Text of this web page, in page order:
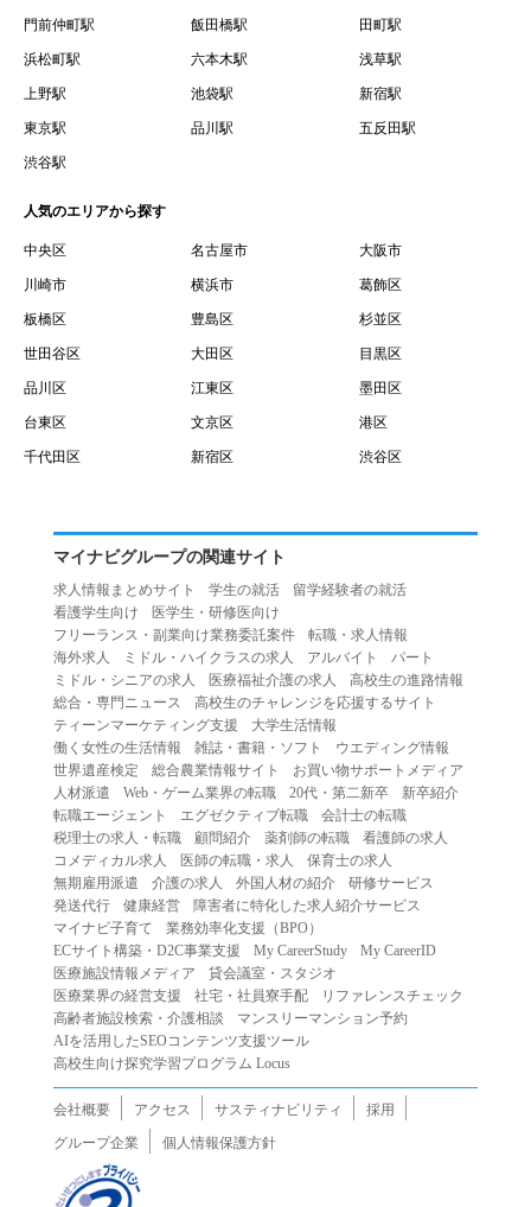
借契約書およびオプション注文書を意味します。
９.「契約期間開始日」とは、定期建物賃貸借契約（以下
「賃貸借契約」と言います）の開始日のことで、利用者の
賃借権が発生する日を意味します。
するために、選んだ物件を保留することを意味します。
１１.「予約情報」とは、物件を予約するために必要な当社
所定の情報を意味します。物件情報や期間、オプション等
１２.「キャンセル」とは、賃貸借契約締結後から契約期間
開始日前までに、利用者が賃貸借契約を解除することを意
味します。
１３.「中途解約」とは、賃貸借契約期間の途中で、利用者
１.利用者は、本サービスを利用する上で次の各号に定める
とします。
（１）重複、虚偽の情報、または自己以外の情報を登録す
る行為
（２）第三者になりすまして本サービスを利用する行為
（３）当社または第三者の著作権等の知的財産権、プライ
バシー、その他の権利を侵害する行為
（４）当社または第三者を誹謗中傷する行為
（５）当社または第三者に不利益を与える行為
（６）営利を目的とした行為
（７）政治・選挙・宗教活動またはそれらに類する行為
（８）本サービスの運営を妨害する行為
（９）法令違反、犯罪行為、または公序良俗に反する行為
（１０）暴力的な要求行為、または法的な責任を超えた不
当な要求行為
（１１）その他当社が不適切であると判断する行為
２.当社は、前項の定めに該当する行為を行った利用者に対
の提供を停止または中断することができるものとします。
第５条（免責）
１.当社は、本サービスの利用（これらに伴う当社または第
三者の情報提供行為等を含みます）により、利用者に生じ
門前仲町駅 飯田橋駅 田町駅
浜松町駅 六本木駅 浅草駅
上野駅 池袋駅 新宿駅
東京駅 品川駅 五反田駅
渋谷駅
人気のエリアから探す
中央区 名古屋市 大阪市
川崎市 横浜市 葛飾区
板橋区 豊島区 杉並区
世田谷区 大田区 目黒区
品川区 江東区 墨田区
台東区 文京区 港区
千代田区 新宿区 渋谷区
マイナビグループの関連サイト
求人情報まとめサイト 学生の就活
留学経験者の就活
看護学生向け
医学生・研修医向け
フリーランス・副業向け業務委託案件
転職・求人情報
海外求人
ミドル・ハイクラスの求人 アルバイト
パート
ミドル・シニアの求人
医療福祉介護の求人
高校生の進路情報
総合・専門ニュース
高校生のチャレンジを応援するサイト
ティーンマーケティング支援
大学生活情報
働く女性の生活情報
雑誌・書籍・ソフト
ウエディング情報
世界遺産検定
総合農業情報サイト
お買い物サポートメディア
人材派遣
Web・ゲーム業界の転職 20代・第二新卒
新卒紹介
転職エージェント
エグゼクティブ転職
会計士の転職
税理士の求人・転職
顧問紹介 薬剤師の転職
看護師の求人
コメディカル求人
医師の転職・求人
保育士の求人
無期雇用派遣
介護の求人 外国人材の紹介
研修サービス
発送代行
健康経営
障害者に特化した求人紹介サービス
マイナビ子育て
業務効率化支援（BPO）
ECサイト構築・D2C事業支援
My CareerStudy
My CareerID
医療施設情報メディア
貸会議室・スタジオ
医療業界の経営支援
社宅・社員寮手配
リファレンスチェック
高齢者施設検索・介護相談
マンスリーマンション予約
AIを活用したSEOコンテンツ支援ツール
高校生向け探究学習プログラム Locus
会社概要 アクセス サスティナビリティ
採用
グループ企業
個人情報保護方針